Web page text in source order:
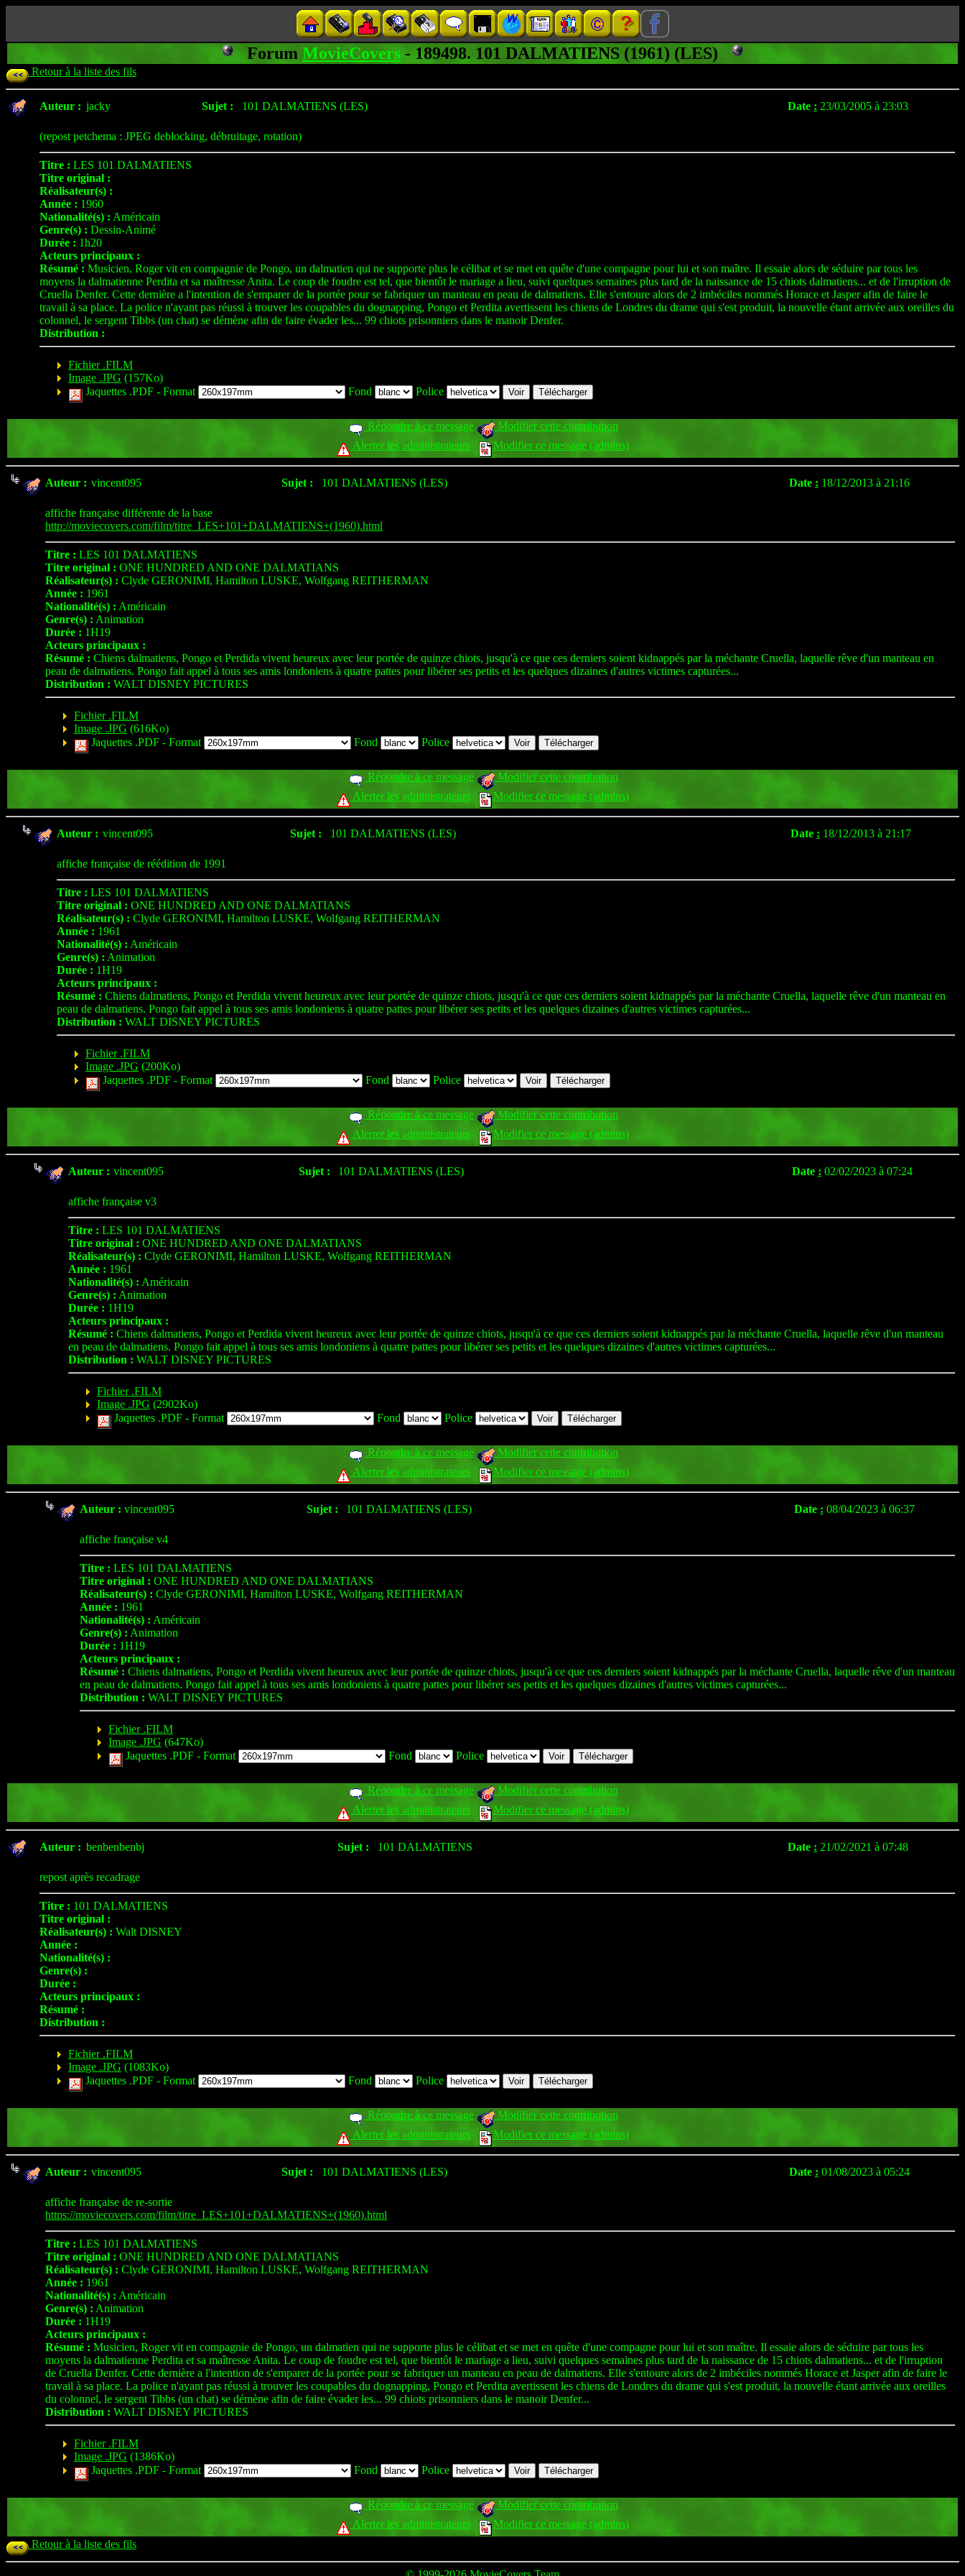
Forum MovieCovers - 189498. 101 DALMATIENS (1961) (LES)
Retour à la liste des fils
Auteur : jacky Sujet : 101 DALMATIENS (LES) Date : 23/03/2005 à 23:03
(repost petchema : JPEG deblocking, débruitage, rotation)
Titre : LES 101 DALMATIENS
Titre original :
Réalisateur(s) :
Année : 1960
Nationalité(s) : Américain
Genre(s) : Dessin-Animé
Durée : 1h20
Acteurs principaux :
Résumé : Musicien, Roger vit en compagnie de Pongo, un dalmatien qui ne supporte plus le célibat et se met en quête d'une compagne pour lui et son maître. Il essaie alors de séduire par tous les
moyens la dalmatienne Perdita et sa maîtresse Anita. Le coup de foudre est tel, que bientôt le mariage a lieu, suivi quelques semaines plus tard de la naissance de 15 chiots dalmatiens... et de l'irruption de
Cruella Denfer. Cette dernière a l'intention de s'emparer de la portée pour se fabriquer un manteau en peau de dalmatiens. Elle s'entoure alors de 2 imbéciles nommés Horace et Jasper afin de faire le
travail à sa place. La police n'ayant pas réussi à trouver les coupables du dognapping, Pongo et Perdita avertissent les chiens de Londres du drame qui s'est produit, la nouvelle étant arrivée aux oreilles du
colonnel, le sergent Tibbs (un chat) se démène afin de faire évader les... 99 chiots prisonniers dans le manoir Denfer.
Distribution :
Fichier .FILM
Image .JPG (157Ko)
Jaquettes .PDF - Format Fond Police
Répondre à ce message
Modifier cette contribution
Alerter les administrateurs
Modifier ce message (admins)
Auteur : vincent095 Sujet : 101 DALMATIENS (LES) Date : 18/12/2013 à 21:16
affiche française différente de la base
http://moviecovers.com/film/titre_LES+101+DALMATIENS+(1960).html
Titre : LES 101 DALMATIENS
Titre original : ONE HUNDRED AND ONE DALMATIANS
Réalisateur(s) : Clyde GERONIMI, Hamilton LUSKE, Wolfgang REITHERMAN
Année : 1961
Nationalité(s) : Américain
Genre(s) : Animation
Durée : 1H19
Acteurs principaux :
Résumé : Chiens dalmatiens, Pongo et Perdida vivent heureux avec leur portée de quinze chiots, jusqu'à ce que ces derniers soient kidnappés par la méchante Cruella, laquelle rêve d'un manteau en
peau de dalmatiens. Pongo fait appel à tous ses amis londoniens à quatre pattes pour libérer ses petits et les quelques dizaines d'autres victimes capturées...
Distribution : WALT DISNEY PICTURES
Fichier .FILM
Image .JPG (616Ko)
Jaquettes .PDF - Format Fond Police
Répondre à ce message
Modifier cette contribution
Alerter les administrateurs
Modifier ce message (admins)
Auteur : vincent095 Sujet : 101 DALMATIENS (LES) Date : 18/12/2013 à 21:17
affiche française de réédition de 1991
Titre : LES 101 DALMATIENS
Titre original : ONE HUNDRED AND ONE DALMATIANS
Réalisateur(s) : Clyde GERONIMI, Hamilton LUSKE, Wolfgang REITHERMAN
Année : 1961
Nationalité(s) : Américain
Genre(s) : Animation
Durée : 1H19
Acteurs principaux :
Résumé : Chiens dalmatiens, Pongo et Perdida vivent heureux avec leur portée de quinze chiots, jusqu'à ce que ces derniers soient kidnappés par la méchante Cruella, laquelle rêve d'un manteau en
peau de dalmatiens. Pongo fait appel à tous ses amis londoniens à quatre pattes pour libérer ses petits et les quelques dizaines d'autres victimes capturées...
Distribution : WALT DISNEY PICTURES
Fichier .FILM
Image .JPG (200Ko)
Jaquettes .PDF - Format Fond Police
Répondre à ce message
Modifier cette contribution
Alerter les administrateurs
Modifier ce message (admins)
Auteur : vincent095 Sujet : 101 DALMATIENS (LES) Date : 02/02/2023 à 07:24
affiche française v3
Titre : LES 101 DALMATIENS
Titre original : ONE HUNDRED AND ONE DALMATIANS
Réalisateur(s) : Clyde GERONIMI, Hamilton LUSKE, Wolfgang REITHERMAN
Année : 1961
Nationalité(s) : Américain
Genre(s) : Animation
Durée : 1H19
Acteurs principaux :
Résumé : Chiens dalmatiens, Pongo et Perdida vivent heureux avec leur portée de quinze chiots, jusqu'à ce que ces derniers soient kidnappés par la méchante Cruella, laquelle rêve d'un manteau
en peau de dalmatiens. Pongo fait appel à tous ses amis londoniens à quatre pattes pour libérer ses petits et les quelques dizaines d'autres victimes capturées...
Distribution : WALT DISNEY PICTURES
Fichier .FILM
Image .JPG (2902Ko)
Jaquettes .PDF - Format Fond Police
Répondre à ce message
Modifier cette contribution
Alerter les administrateurs
Modifier ce message (admins)
Auteur : vincent095 Sujet : 101 DALMATIENS (LES) Date : 08/04/2023 à 06:37
affiche française v4
Titre : LES 101 DALMATIENS
Titre original : ONE HUNDRED AND ONE DALMATIANS
Réalisateur(s) : Clyde GERONIMI, Hamilton LUSKE, Wolfgang REITHERMAN
Année : 1961
Nationalité(s) : Américain
Genre(s) : Animation
Durée : 1H19
Acteurs principaux :
Résumé : Chiens dalmatiens, Pongo et Perdida vivent heureux avec leur portée de quinze chiots, jusqu'à ce que ces derniers soient kidnappés par la méchante Cruella, laquelle rêve d'un manteau
en peau de dalmatiens. Pongo fait appel à tous ses amis londoniens à quatre pattes pour libérer ses petits et les quelques dizaines d'autres victimes capturées...
Distribution : WALT DISNEY PICTURES
Fichier .FILM
Image .JPG (647Ko)
Jaquettes .PDF - Format Fond Police
Répondre à ce message
Modifier cette contribution
Alerter les administrateurs
Modifier ce message (admins)
Auteur : benbenbenbj Sujet : 101 DALMATIENS Date : 21/02/2021 à 07:48
repost après recadrage
Titre : 101 DALMATIENS
Titre original :
Réalisateur(s) : Walt DISNEY
Année :
Nationalité(s) :
Genre(s) :
Durée :
Acteurs principaux :
Résumé :
Distribution :
Fichier .FILM
Image .JPG (1083Ko)
Jaquettes .PDF - Format Fond Police
Répondre à ce message
Modifier cette contribution
Alerter les administrateurs
Modifier ce message (admins)
Auteur : vincent095 Sujet : 101 DALMATIENS (LES) Date : 01/08/2023 à 05:24
affiche française de re-sortie
https://moviecovers.com/film/titre_LES+101+DALMATIENS+(1960).html
Titre : LES 101 DALMATIENS
Titre original : ONE HUNDRED AND ONE DALMATIANS
Réalisateur(s) : Clyde GERONIMI, Hamilton LUSKE, Wolfgang REITHERMAN
Année : 1961
Nationalité(s) : Américain
Genre(s) : Animation
Durée : 1H19
Acteurs principaux :
Résumé : Musicien, Roger vit en compagnie de Pongo, un dalmatien qui ne supporte plus le célibat et se met en quête d'une compagne pour lui et son maître. Il essaie alors de séduire par tous les
moyens la dalmatienne Perdita et sa maîtresse Anita. Le coup de foudre est tel, que bientôt le mariage a lieu, suivi quelques semaines plus tard de la naissance de 15 chiots dalmatiens... et de l'irruption
de Cruella Denfer. Cette dernière a l'intention de s'emparer de la portée pour se fabriquer un manteau en peau de dalmatiens. Elle s'entoure alors de 2 imbéciles nommés Horace et Jasper afin de faire le
travail à sa place. La police n'ayant pas réussi à trouver les coupables du dognapping, Pongo et Perdita avertissent les chiens de Londres du drame qui s'est produit, la nouvelle étant arrivée aux oreilles
du colonnel, le sergent Tibbs (un chat) se démène afin de faire évader les... 99 chiots prisonniers dans le manoir Denfer...
Distribution : WALT DISNEY PICTURES
Fichier .FILM
Image .JPG (1386Ko)
Jaquettes .PDF - Format Fond Police
Répondre à ce message
Modifier cette contribution
Alerter les administrateurs
Modifier ce message (admins)
Retour à la liste des fils